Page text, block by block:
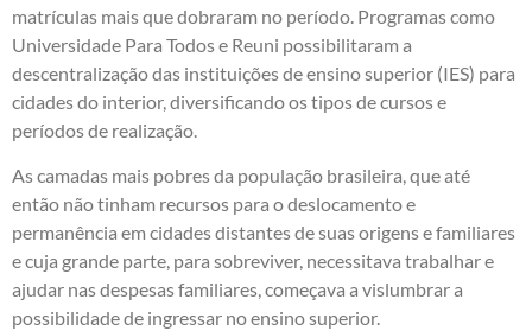
matrículas mais que dobraram no período. Programas como
Universidade Para Todos e Reuni possibilitaram a
descentralização das instituições de ensino superior (IES) para
cidades do interior, diversificando os tipos de cursos e
períodos de realização.
As camadas mais pobres da população brasileira, que até
então não tinham recursos para o deslocamento e
permanência em cidades distantes de suas origens e familiares
e cuja grande parte, para sobreviver, necessitava trabalhar e
ajudar nas despesas familiares, começava a vislumbrar a
possibilidade de ingressar no ensino superior.